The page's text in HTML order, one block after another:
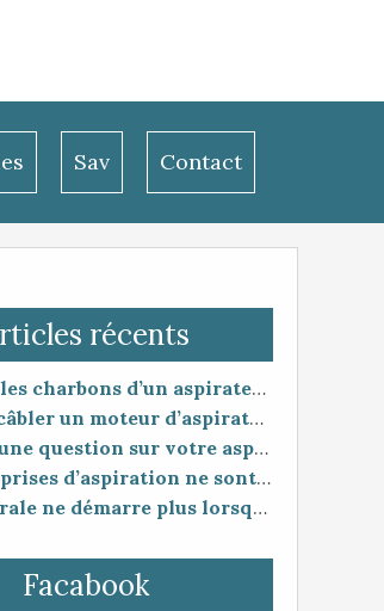
Sav Contact
récents
« Changer les charbons d’un aspirateur centralisé : entretien utile ou coup de poker ? »
Comment câbler un moteur d’aspirateur
Vous avez une question sur votre aspiration centralisée ?
Toutes les prises d’aspiration ne sont pas forcément compatibles entre elles.
Votre centrale ne démarre plus lorsque vous branchez le flexible ?
Facabook